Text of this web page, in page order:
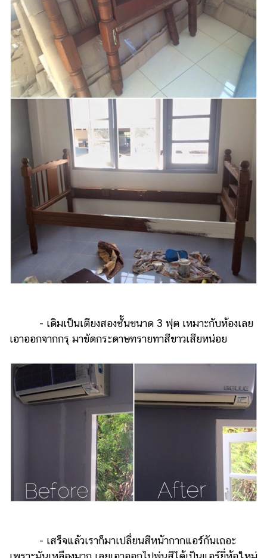
- เดิมเป็นเตียงสองชั้นขนาด 3 ฟุต เหมาะกับห้องเลย
เอาออกจากกรุ มาขัดกระดาษทรายทาสีขาวเสียหน่อย
- เสร็จแล้วเราก็มาเปลี่ยนสีหน้ากากแอร์กันเถอะ